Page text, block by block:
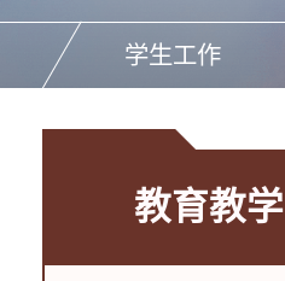
学生工作
教育教学